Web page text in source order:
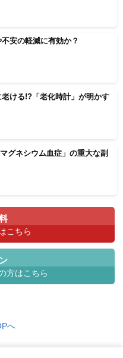
安の軽減に有効か？
ける!?「老化時計」が明かす
グネシウム血症」の重大な副
こちら
方はこちら
へ